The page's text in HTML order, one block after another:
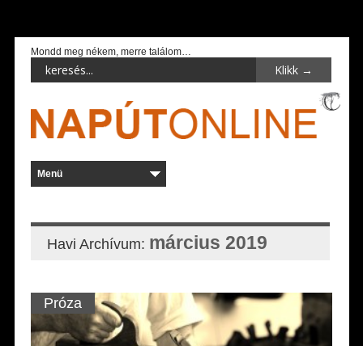
Mondd meg nékem, merre találom…
Havi Archívum: március 2019
Próza